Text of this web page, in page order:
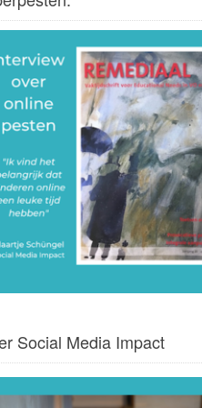
Social Media Impact